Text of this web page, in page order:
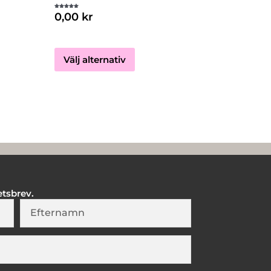
Betygsatt
5.00
av 5
0,00 kr
Välj alternativ